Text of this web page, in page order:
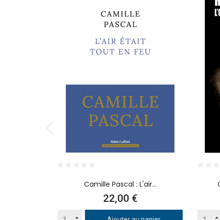
Camille Pascal : L'air...
Prix
22,00 €